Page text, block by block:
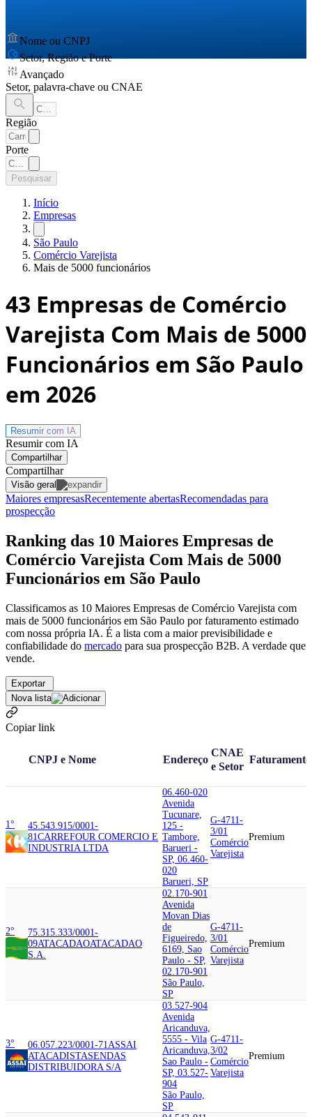
Nome ou CNPJ
Setor, Região e Porte
Avançado
Setor, palavra-chave ou CNAE
Região
Porte
Pesquisar
Início
Empresas
São Paulo
Comércio Varejista
Mais de 5000 funcionários
43 Empresas de Comércio
Varejista Com Mais de 5000
Funcionários em São Paulo
em 2026
Resumir com IA
Resumir com IA
Compartilhar
Compartilhar
Visão geral
Maiores empresasRecentemente abertasRecomendadas para
prospecção
Ranking das 10 Maiores Empresas de
Comércio Varejista Com Mais de 5000
Funcionários em São Paulo
Classificamos as 10 Maiores Empresas de Comércio Varejista com
mais de 5000 funcionários em São Paulo por faturamento estimado
com nossa própria IA. É a lista com a maior previsibilidade e
confiabilidade do mercado para sua prospecção B2B. A verdade que
vende.
Exportar
Nova lista
Copiar link
CNPJ e Nome Endereço
CNAE
e Setor
Faturamento
1°
45.543.915/0001-
81CARREFOUR COMERCIO E
INDUSTRIA LTDA
06.460-020
Avenida
Tucunare,
125 -
Tambore,
Barueri -
SP, 06.460-
020
Barueri, SP
G-4711-
3/01
Comércio
Varejista
Premium
2°
75.315.333/0001-
09ATACADAOATACADAO
S.A.
02.170-901
Avenida
Movan Dias
de
Figueiredo,
6169, Sao
Paulo - SP,
02.170-901
São Paulo,
SP
G-4711-
3/01
Comércio
Varejista
Premium
3° 06.057.223/0001-71 ASSAI
ATACADISTASENDAS
DISTRIBUIDORA S/A
03.527-904
Avenida
Aricanduva,
5555 - Vila
Aricanduva,
Sao Paulo -
SP, 03.527-
904
São Paulo,
SP
G-4711-
3/02
Comércio
Varejista
Premium